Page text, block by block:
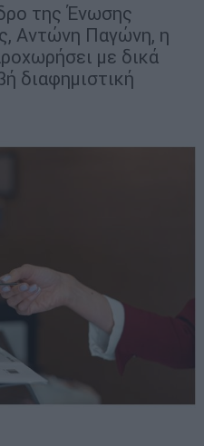
της Ένωσης
Αντώνη Παγώνη, η
με δικά
διαφημιστική